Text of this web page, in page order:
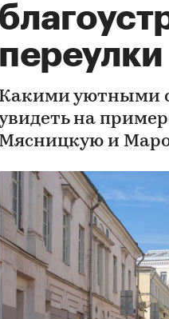
Какими уютными
на
Мясницкую и